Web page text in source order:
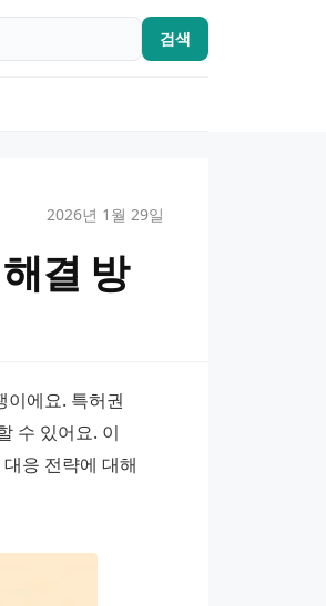
검색
2026년 1월 29일
결 방
이에요. 특허권
수 있어요. 이
응 전략에 대해